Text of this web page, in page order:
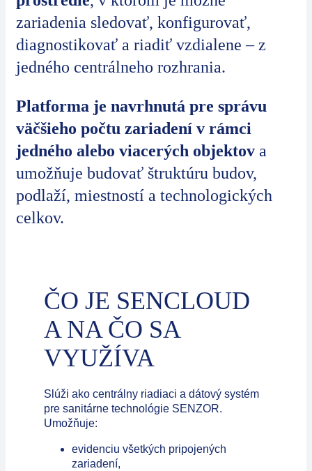
zariadenia sledovať, konfigurovať,
diagnostikovať a riadiť vzdialene – z
jedného centrálneho rozhrania.
Platforma je navrhnutá pre správu
väčšieho počtu zariadení v rámci
jedného alebo viacerých objektova
umožňuje budovať štruktúru budov,
podlaží, miestností a technologických
celkov.
ČO JE SENCLOUD
A NA ČO SA
VYUŽÍVA
Slúži ako centrálny riadiaci a dátový systém
pre sanitárne technológie SENZOR.
Umožňuje:
evidenciu všetkých pripojených
zariadení,